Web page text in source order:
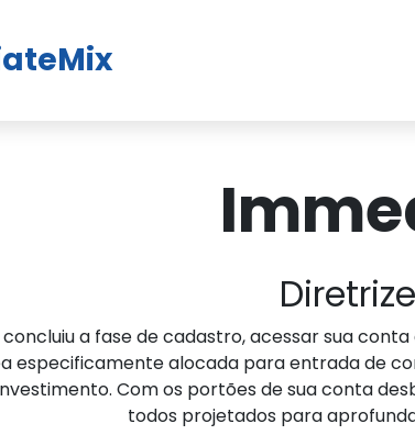
concluiu a fase de cadastro, acessar sua
especificamente alocada para entrada de
Com os portões de sua conta
todos projetados para